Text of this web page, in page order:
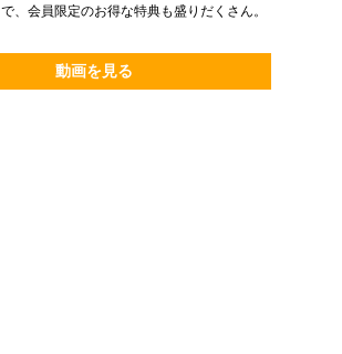
で、会員限定のお得な特典も盛りだくさん。
動画を見る